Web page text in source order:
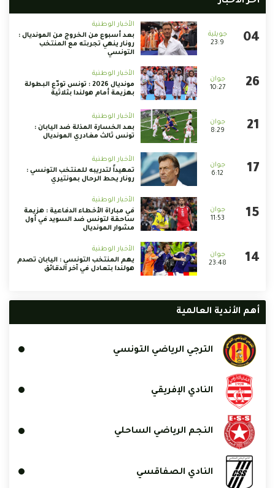
23:9
الأخبار الوطنية
بعد أسبوع من الخروج من المونديال :
رونار ينهي تجربته مع المنتخب
التونسي
10:27
الأخبار الوطنية
مونديال 2026 : تونس تودّع البطولة
بهزيمة أمام هولندا بثلاثية
8:29
الأخبار الوطنية
بعد الخسارة المذلة ضد اليابان :
تونس ثالث مغادري المونديال
6:12
الأخبار الوطنية
تمهيداً لتدريبه للمنتخب التونسي :
رونار يحط الرحال بمونتيري
11:53
الأخبار الوطنية
في مباراة الأخطاء الدفاعية : هزيمة
ساحقة لتونس ضد السويد في أول
مشوار المونديال
23:48
الأخبار الوطنية
يهم المنتخب التونسي : اليابان تصدم
هولندا بتعادل في آخر الدقائق
أهم الأندية العالمية
الترجي الرياضي التونسي
النادي الإفريقي
النجم الرياضي الساحلي
النادي الصفاقسي